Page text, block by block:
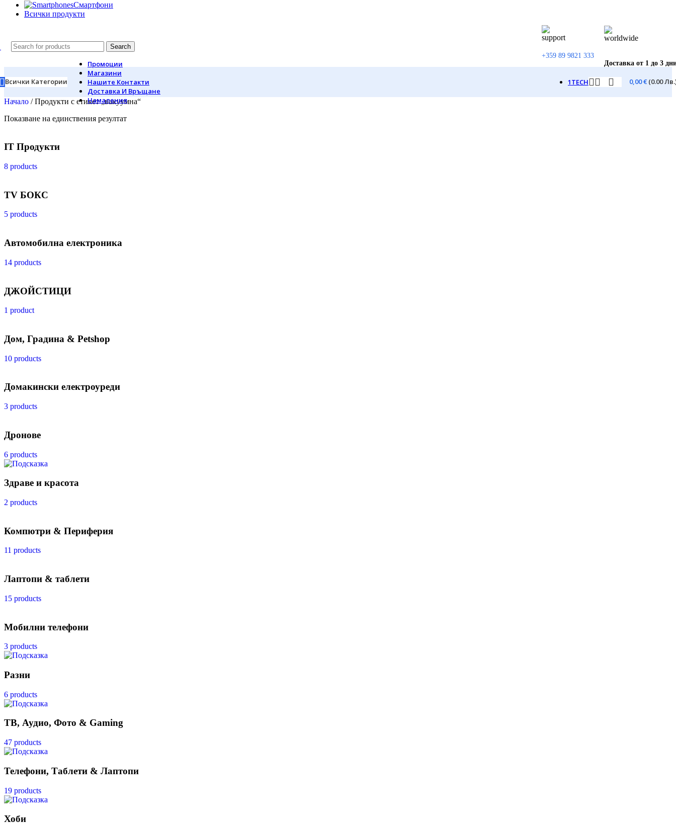
Смартфони
Всички продукти
Search
+359 89 9821 333
Доставка от 1 до 3
Всички Категории
Промоции
Магазини
Нашите Контакти
Доставка И Връщане
Намаления
1TECH 0,00€ (0.00
Начало / Продукти с етикет „вакуумна“
Показване на единствения резултат
IT Продукти
8 products
TV БОКС
5 products
Автомобилна електроника
14 products
ДЖОЙСТИЦИ
1 product
Дом, Градина & Petshop
10 products
Домакински електроуреди
3 products
Дронове
6 products
Здраве и красота
2 products
Компютри & Периферия
11 products
Лаптопи & таблети
15 products
Мобилни телефони
3 products
Разни
6 products
ТВ, Аудио, Фото & Gaming
47 products
Телефони, Таблети & Лаптопи
19 products
Хоби